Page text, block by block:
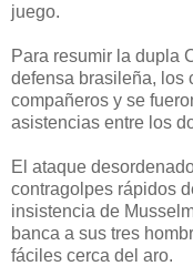
juego.
Para resumir la dupla
defensa brasileña, los
compañeros y se
asistencias entre los
El ataque
contragolpes rápidos
insistencia de
banca a sus tres
fáciles cerca del aro.